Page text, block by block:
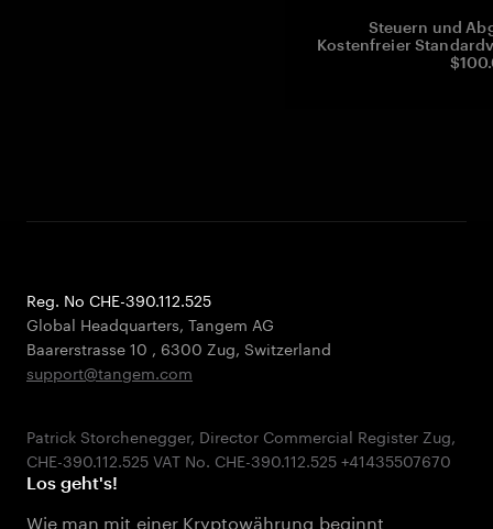
Steuern und
Kostenfreier
Reg. No CHE-390.112.525
Global Headquarters, Tangem AG
Baarerstrasse 10 , 6300 Zug, Switzerland
support@tangem.com
Patrick Storchenegger, Director Commercial Register Zug,
Los geht's!
Wie man mit einer Kryptowährung beginnt